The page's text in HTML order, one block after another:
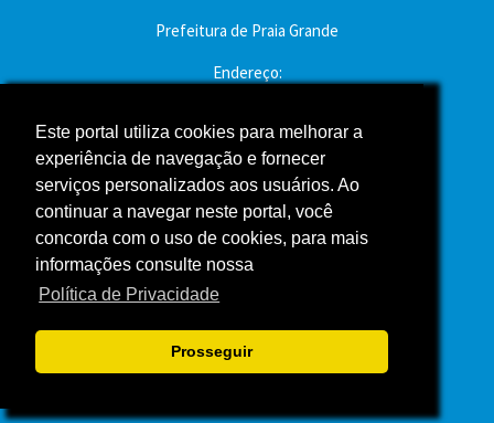
Este portal utiliza cookies para melhorar a
experiência de navegação e fornecer
serviços personalizados aos usuários. Ao
continuar a navegar neste portal, você
concorda com o uso de cookies, para mais
informações consulte nossa
Política de Privacidade
Prosseguir
Prefeitura de Praia Grande
Endereço:
CEP: 11704-900
Telefone:(13) 3496-2000
Atendimento: segunda a sexta - das 9h às 16h
Assessoria de Imprensa
ACOMPANHE A PREFEITURA NAS REDES SOCIAIS